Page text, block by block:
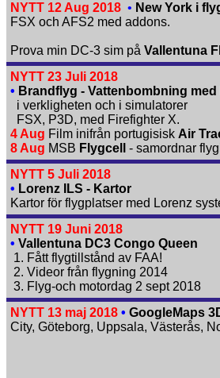
NYTT 12 Aug 2018 • New York i
FSX och AFS2 med addons.
Prova min DC-3 sim på Vallentuna
NYTT 23 Juli 2018
• Brandflyg - Vattenbombning
i verkligheten och i simulatorer
FSX, P3D, med Firefighter X.
4 Aug Film inifrån portugisisk Air
8 Aug MSB Flygcell
- samordnar
NYTT 5 Juli 2018
• Lorenz ILS - Kartor
Kartor för flygplatser med Lorenz
NYTT 19 Juni 2018
• Vallentuna DC3 Congo Queen
1. Fått flygtillstånd av FAA!
2. Videor från flygning 2014
3. Flyg-och motordag 2 sept 2018
NYTT 13 maj 2018 • GoogleMaps
City, Göteborg, Uppsala, Västerås,